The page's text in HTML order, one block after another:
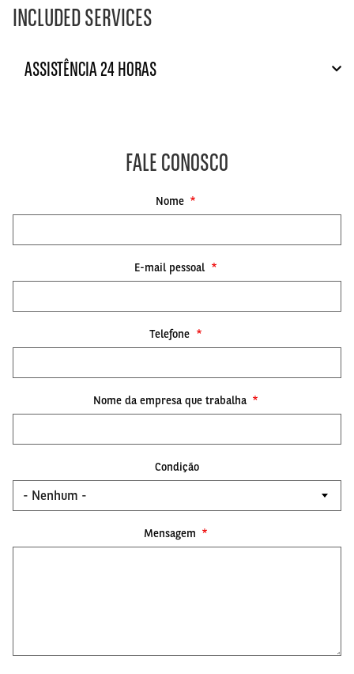
INCLUDED SERVICES
ASSISTÊNCIA 24 HORAS
FALE CONOSCO
Nome
E-mail pessoal
Telefone
Nome da empresa que trabalha
Condição
Mensagem